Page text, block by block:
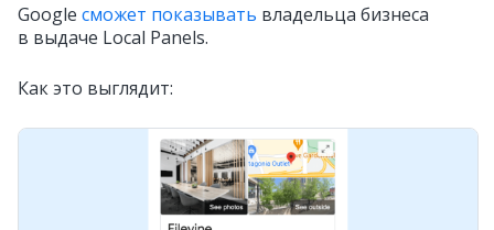
Google сможет показывать владельца бизнеса
в выдаче Local Panels.
Как это выглядит: